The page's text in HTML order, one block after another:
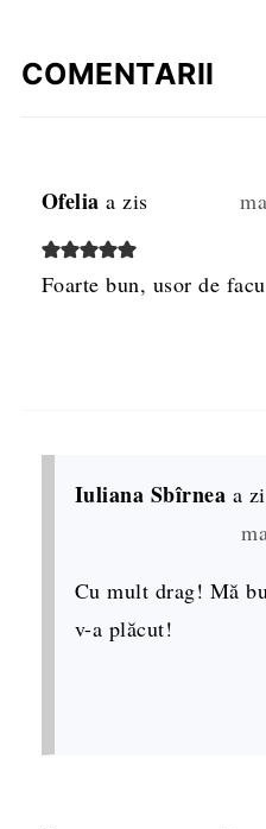
COMENTARII
Ofelia a zis
Foarte bun, usor de
Iuliana Sbîrnea a
Cu mult drag! Mă
v-a plăcut!